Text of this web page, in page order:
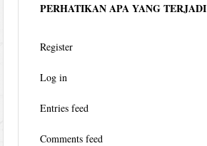
PERHATIKAN APA YANG TERJADI
Register
Log in
Entries feed
Comments feed